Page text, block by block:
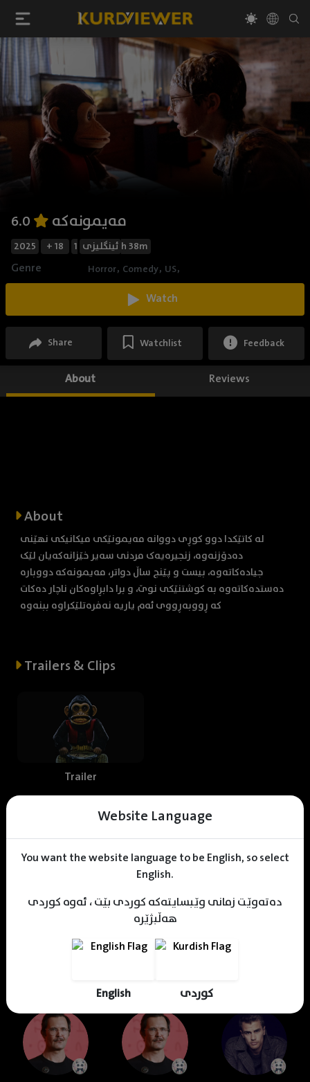
Website Language
You want the website language to be English, so select
English.
دەتەوێت زمانی وێبسایتەکە کوردی بێت ، ئەوە کوردی
هەڵبژێرە
English کوردی
مەیمونەکە
2025 + 18 ئینگلیزی 1h 38m
Genre Horror, Comedy, US,
Watch
Share Watchlist Feedback
About Reviews
About
لە کاتێکدا دوو کوڕی دووانە مەیمونێکی میکانیکی نهێنی
دەدۆزنەوە، زنجیرەیەک مردنی سەیر خێزانەکەیان لێک
جیادەکاتەوە، بیست و پێنج ساڵ دواتر، مەیمونەکە دووبارە
دەستدەکاتەوە بە کوشتنێکی نوێ، و برا دابڕاوەکان ناچار دەکات
کە ڕووبەڕووی ئەم یاریە نەفرەتلێکراوە ببنەوە
Trailers & Clips
Trailer
Mhamad Hamed
Designer
Cast & Crew